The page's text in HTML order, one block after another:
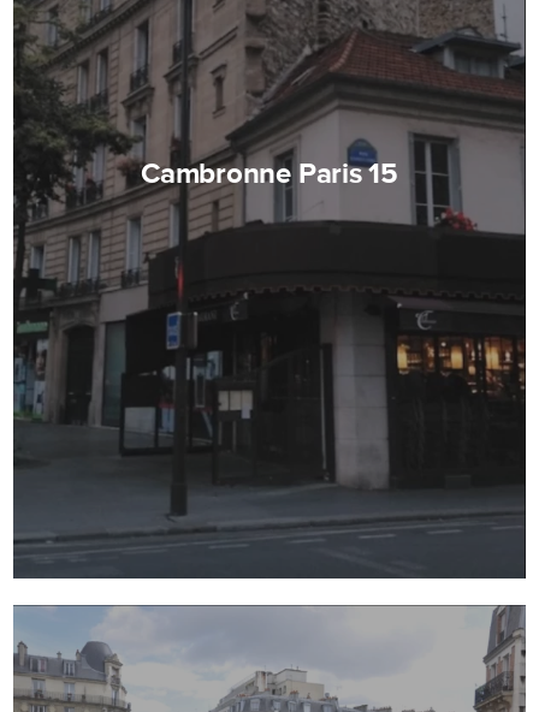
Cambronne Paris 15